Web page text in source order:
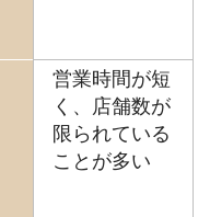
営業時間が短
く、店舗数が
限られている
ことが多い